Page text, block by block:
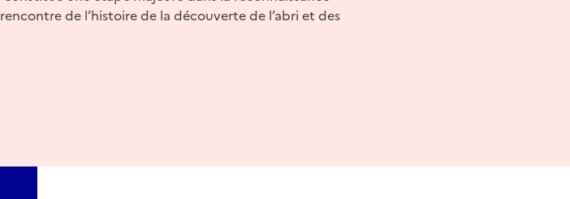
de l’histoire de la découverte de l’abri et des